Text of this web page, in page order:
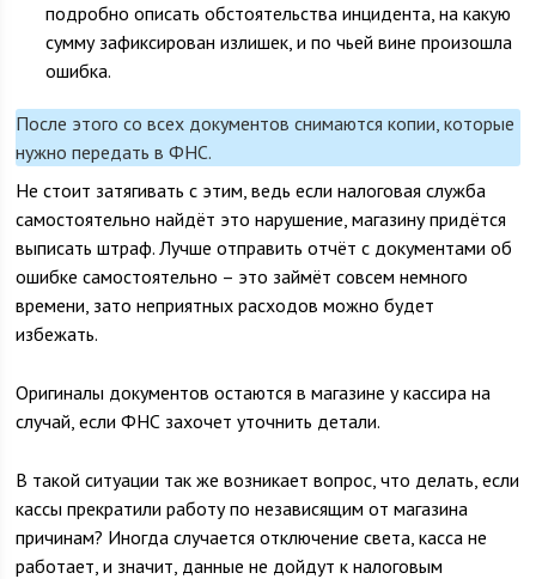
подробно описать обстоятельства инцидента, на какую
сумму зафиксирован излишек, и по чьей вине произошла
ошибка.
После этого со всех документов снимаются копии, которые
нужно передать в ФНС.
Не стоит затягивать с этим, ведь если налоговая служба
самостоятельно найдёт это нарушение, магазину придётся
выписать штраф. Лучше отправить отчёт с документами об
ошибке самостоятельно – это займёт совсем немного
времени, зато неприятных расходов можно будет
избежать.
Оригиналы документов остаются в магазине у кассира на
случай, если ФНС захочет уточнить детали.
В такой ситуации так же возникает вопрос, что делать, если
кассы прекратили работу по независящим от магазина
причинам? Иногда случается отключение света, касса не
работает, и значит, данные не дойдут к налоговым